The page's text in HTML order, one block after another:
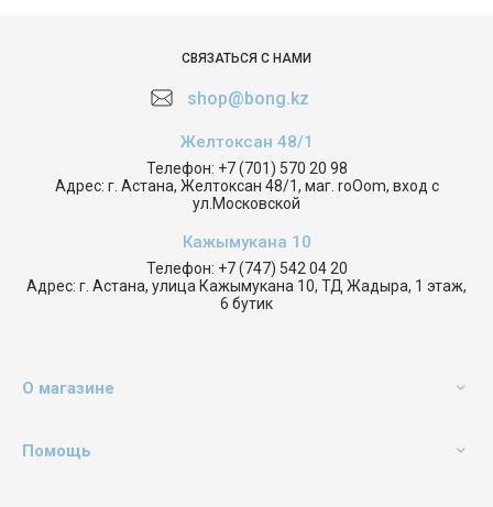
СВЯЗАТЬСЯ С НАМИ
shop@bong.kz
Желтоксан 48/1
Телефон: +7 (701) 570 20 98
Адрес: г. Астана, Желтоксан 48/1, маг. roOom, вход с
ул.Московской
Кажымукана 10
Телефон: +7 (747) 542 04 20
Адрес: г. Астана, улица Кажымукана 10, ТД Жадыра, 1 этаж,
6 бутик
О магазине
Помощь